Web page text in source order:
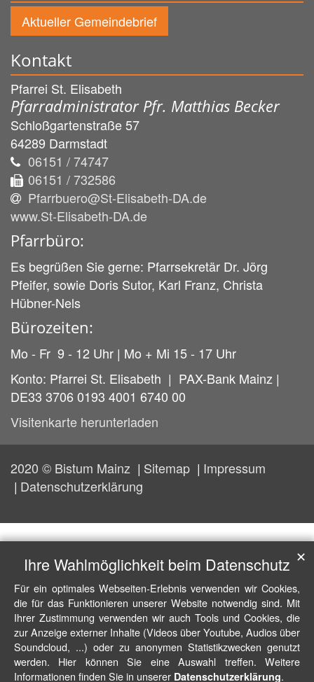
Aktueller Gemeindebrief
Kontakt
Pfarrei St. Elisabeth
Pfarradministrator Pfr. Matthias Becker
Schloßgartenstraße 57
64289 Darmstadt
06151 / 74747
06151 / 732586
Pfarrbuero@St-Elisabeth-DA.de
www.St-Elisabeth-DA.de
Pfarrbüro:
Es begrüßen Sie gerne: Pfarrsekretär Dr. Jörg
Pfeifer, sowie Doris Sutor, Karl Franz, Christa
Hübner-Nels
Bürozeiten:
Mo - Fr 9 - 12 Uhr | Mo + Mi 15 - 17 Uhr
Konto: Pfarrei St. Elisabeth | PAX-Bank Mainz |
DE33 3706 0193 4001 6740 00
Visitenkarte herunterladen
2020 © Bistum Mainz Sitemap
Impressum
Datenschutzerklärung
Ihre Wahlmöglichkeit beim Datenschutz
Für ein optimales Webseiten-Erlebnis verwenden wir Cookies,
die für das Funktionieren unserer Website notwendig sind. Mit
Ihrer Zustimmung verwenden wir auch Tools und Cookies, die
zur Anzeige externer Inhalte (Videos über Youtube, Audios über
Soundcloud, ...) oder zu anonymen Statistikzwecken genutzt
werden. Hier können Sie eine Auswahl treffen. Weitere
Informationen finden Sie in unserer Datenschutzerklärung.
✕